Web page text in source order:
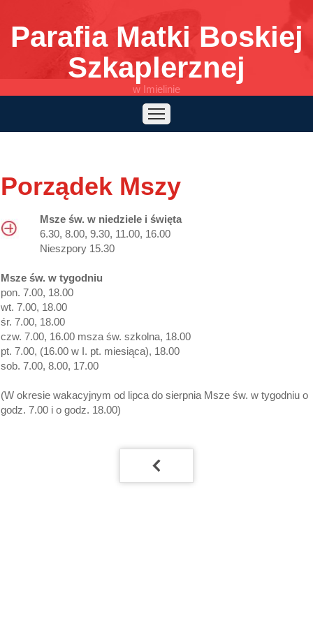
Parafia Matki Boskiej
Szkaplerznej
w Imielinie
Start Informacje Wspólnoty
Posługi
Słowo na dziś
Porządek Mszy
Msze św. w niedziele i święta
6.30, 8.00, 9.30, 11.00, 16.00
Nieszpory 15.30
Msze św. w tygodniu
pon. 7.00, 18.00
wt. 7.00, 18.00
śr. 7.00, 18.00
czw. 7.00, 16.00 msza św. szkolna, 18.00
pt. 7.00, (16.00 w I. pt. miesiąca), 18.00
sob. 7.00, 8.00, 17.00
(W okresie wakacyjnym od lipca do sierpnia Msze św. w tygodniu o
godz. 7.00 i o godz. 18.00)